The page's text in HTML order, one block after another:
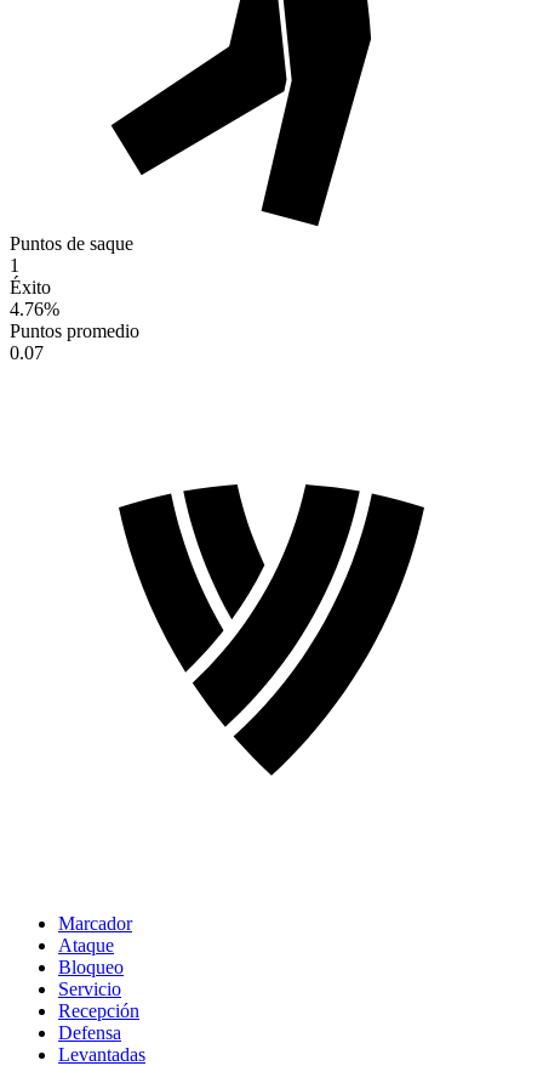
Puntos de saque
1
Éxito
4.76%
Puntos promedio
0.07
Marcador
Ataque
Bloqueo
Servicio
Recepción
Defensa
Levantadas